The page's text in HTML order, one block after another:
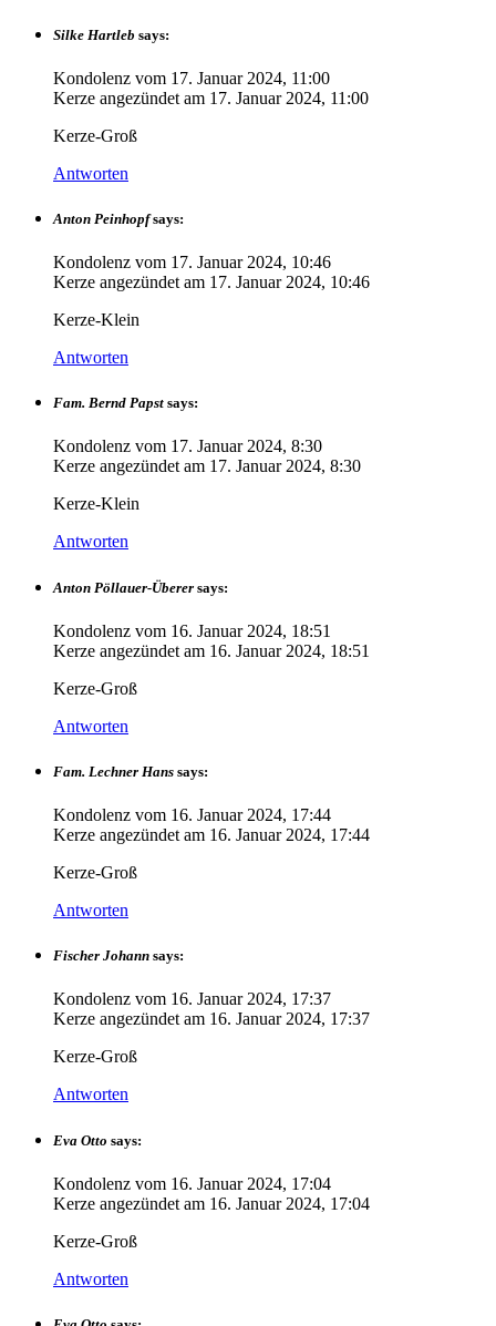
Silke Hartleb says:
Kondolenz vom 17. Januar 2024, 11:00
Kerze angezündet am 17. Januar 2024, 11:00
Kerze-Groß
Antworten
Anton Peinhopf says:
Kondolenz vom 17. Januar 2024, 10:46
Kerze angezündet am 17. Januar 2024, 10:46
Kerze-Klein
Antworten
Fam. Bernd Papst says:
Kondolenz vom 17. Januar 2024, 8:30
Kerze angezündet am 17. Januar 2024, 8:30
Kerze-Klein
Antworten
Anton Pöllauer-Überer says:
Kondolenz vom 16. Januar 2024, 18:51
Kerze angezündet am 16. Januar 2024, 18:51
Kerze-Groß
Antworten
Fam. Lechner Hans says:
Kondolenz vom 16. Januar 2024, 17:44
Kerze angezündet am 16. Januar 2024, 17:44
Kerze-Groß
Antworten
Fischer Johann says:
Kondolenz vom 16. Januar 2024, 17:37
Kerze angezündet am 16. Januar 2024, 17:37
Kerze-Groß
Antworten
Eva Otto says:
Kondolenz vom 16. Januar 2024, 17:04
Kerze angezündet am 16. Januar 2024, 17:04
Kerze-Groß
Antworten